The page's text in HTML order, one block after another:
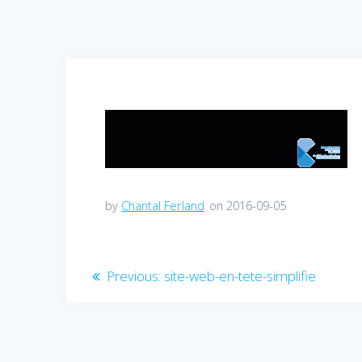
by Chantal Ferland on 2016-09-05
Navigation
Previous: Previous
site-web-en-tete-simplifie